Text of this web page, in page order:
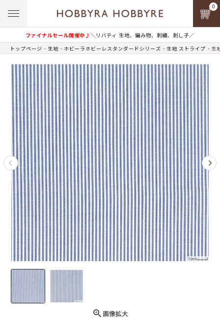
ファイナルセール開催中♪＼リバティ 生地、編み物、刺繍、刺し子／
0
トップページ 生地 ホビーラホビーレスタンダードシリーズ 生地 ストライプ 生
画像拡大